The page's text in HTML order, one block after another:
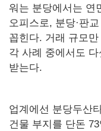
워는 분당에서는 연
오피스로, 분당·판
꼽힌다. 거래 규모
각 사례 중에서도
받는다.
업계에선 분당두산
건물 부지를 단돈